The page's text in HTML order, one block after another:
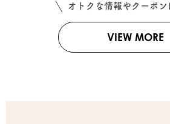
オトクな情報やクーポン
VIEW MORE